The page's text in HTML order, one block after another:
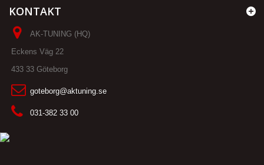
KONTAKT
AK-TUNING (HQ)
Eckens Väg 22
433 33 Göteborg
goteborg@aktuning.se
031-382 33 00